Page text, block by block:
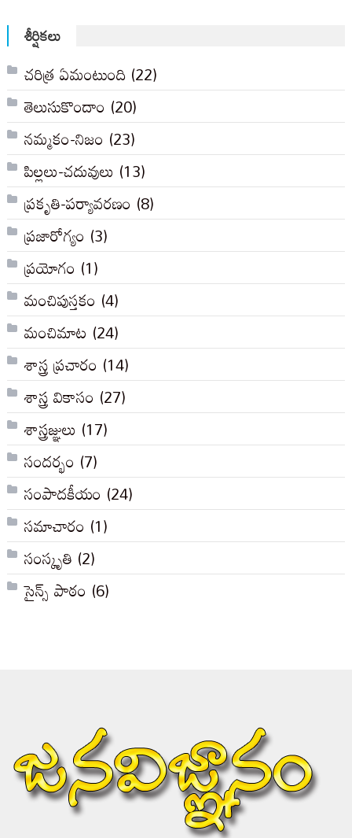
శీర్షికలు
చరిత్ర ఏమంటుంది (22)
తెలుసుకొందాం (20)
నమ్మకం-నిజం (23)
పిల్లలు-చదువులు (13)
ప్రకృతి-పర్యావరణం (8)
ప్రజారోగ్యం (3)
ప్రయోగం (1)
మంచిపుస్తకం (4)
మంచిమాట (24)
శాస్త్ర ప్రచారం (14)
శాస్త్ర వికాసం (27)
శాస్త్రజ్ఞులు (17)
సందర్భం (7)
సంపాదకీయం (24)
సమాచారం (1)
సంస్కృతి (2)
సైన్స్ పాఠం (6)